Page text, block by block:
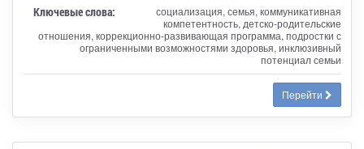
Ключевые слова:
социализация, семья, коммуникативная
компетентность, детско-родительские
отношения, коррекционно-развивающая программа, подростки с
ограниченными возможностями здоровья, инклюзивный
потенциал семьи
Перейти